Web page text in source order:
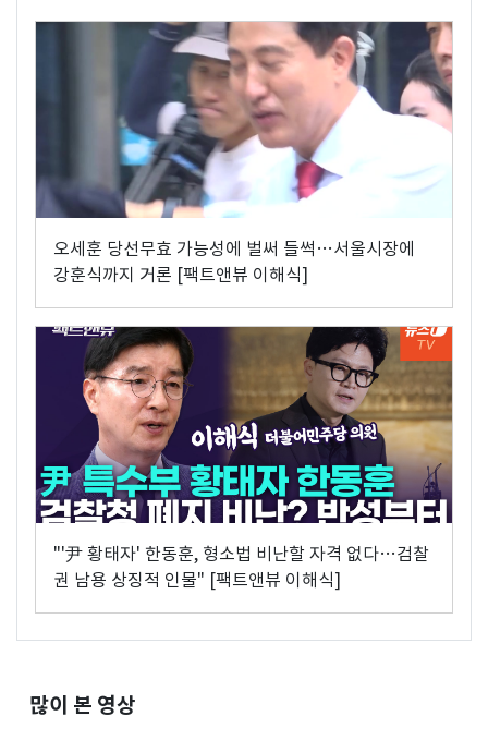
오세훈 당선무효 가능성에 벌써 들썩…서울시장에
강훈식까지 거론 [팩트앤뷰 이해식]
"'尹 황태자' 한동훈, 형소법 비난할 자격 없다…검찰
권 남용 상징적 인물" [팩트앤뷰 이해식]
많이 본 영상